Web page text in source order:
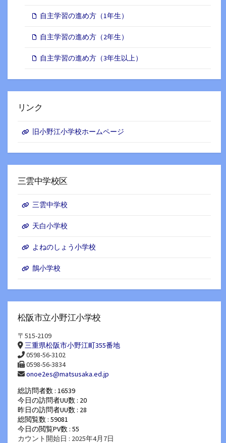
自主学習の進め方（1年生）
自主学習の進め方（2年生）
自主学習の進め方（3年生以上）
リンク
旧小野江小学校ホームページ
三雲中学校区
三雲中学校
天白小学校
よねのしょう小学校
鵲小学校
松阪市立小野江小学校
〒515-2109
三重県松阪市小野江町355番地
0598-56-3102
0598-56-3834
onoe2es@matsusaka.ed.jp
総訪問者数 : 16539
今日の訪問者UU数 : 20
昨日の訪問者UU数 : 28
総閲覧数 : 59081
今日の閲覧PV数 : 55
カウント開始日 : 2025年4月7日